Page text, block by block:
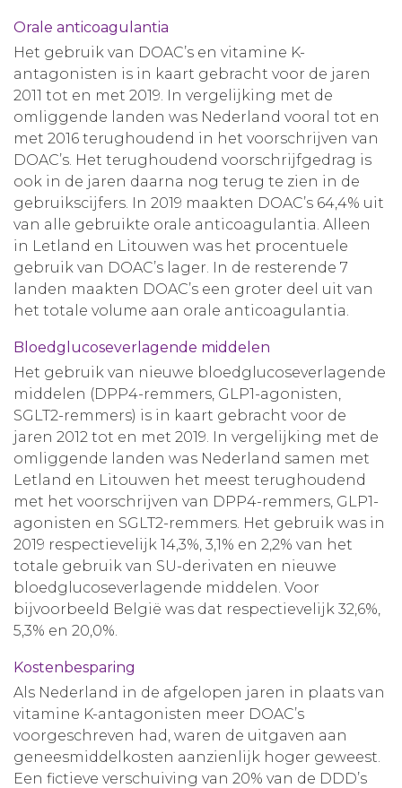
Orale anticoagulantia
Het gebruik van DOAC’s en vitamine K-
antagonisten is in kaart gebracht voor de jaren
2011 tot en met 2019. In vergelijking met de
omliggende landen was Nederland vooral tot en
met 2016 terughoudend in het voorschrijven van
DOAC’s. Het terughoudend voorschrijfgedrag is
ook in de jaren daarna nog terug te zien in de
gebruikscijfers. In 2019 maakten DOAC’s 64,4% uit
van alle gebruikte orale anticoagulantia. Alleen
in Letland en Litouwen was het procentuele
gebruik van DOAC’s lager. In de resterende 7
landen maakten DOAC’s een groter deel uit van
het totale volume aan orale anticoagulantia.
Bloedglucoseverlagende middelen
Het gebruik van nieuwe bloedglucoseverlagende
middelen (DPP4-remmers, GLP1-agonisten,
SGLT2-remmers) is in kaart gebracht voor de
jaren 2012 tot en met 2019. In vergelijking met de
omliggende landen was Nederland samen met
Letland en Litouwen het meest terughoudend
met het voorschrijven van DPP4-remmers, GLP1-
agonisten en SGLT2-remmers. Het gebruik was in
2019 respectievelijk 14,3%, 3,1% en 2,2% van het
totale gebruik van SU-derivaten en nieuwe
bloedglucoseverlagende middelen. Voor
bijvoorbeeld België was dat respectievelijk 32,6%,
5,3% en 20,0%.
Kostenbesparing
Als Nederland in de afgelopen jaren in plaats van
vitamine K-antagonisten meer DOAC’s
voorgeschreven had, waren de uitgaven aan
geneesmiddelkosten aanzienlijk hoger geweest.
Een fictieve verschuiving van 20% van de DDD’s